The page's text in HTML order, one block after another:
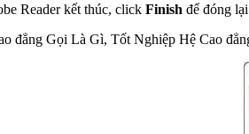
Reader kết thúc, click Finish để đóng
đẳng Gọi Là Gì, Tốt Nghiệp Hệ Cao